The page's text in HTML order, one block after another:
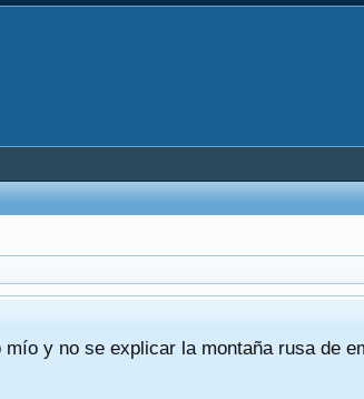
y no se explicar la montaña rusa de